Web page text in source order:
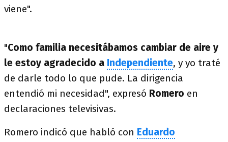
viene".
"Como familia necesitábamos cambiar de aire y
le estoy agradecido a Independiente, y yo traté
de darle todo lo que pude. La dirigencia
entendió mi necesidad", expresó Romero en
declaraciones televisivas.
Romero indicó que habló con Eduardo